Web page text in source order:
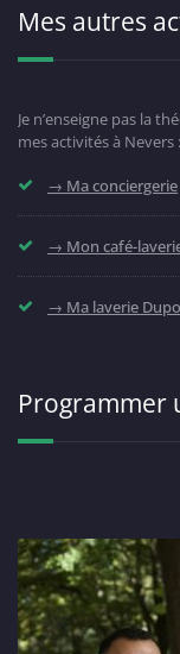
Mes autres
Je n’enseigne pas la
mes activités à Nevers :
→ Ma conciergerie
→ Mon café-
→ Ma laverie
Programmer